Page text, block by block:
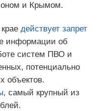
и Крымом.
действует запрет
информации об
систем ПВО и
потенциально
объектов.
, самый крупный из